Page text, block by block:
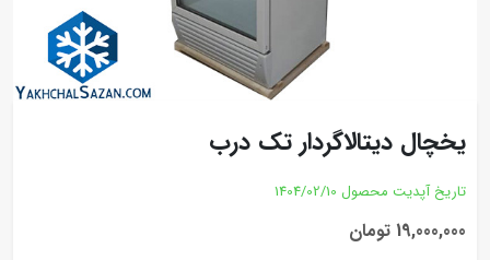
یخچال دیتالاگردار تک درب
تاریخ آپدیت محصول 1404/02/10
19,000,000 تومان